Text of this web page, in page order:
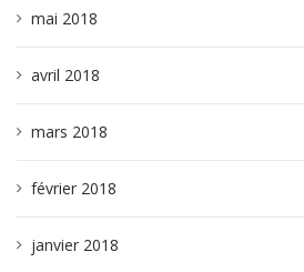
mai 2018
avril 2018
mars 2018
février 2018
janvier 2018